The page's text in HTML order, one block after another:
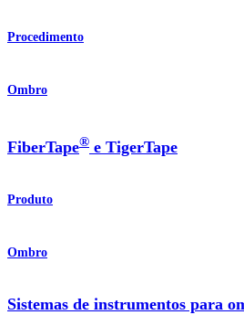
Procedimento
Ombro
FiberTape® e TigerTape
Produto
Ombro
Sistemas de instrumentos para